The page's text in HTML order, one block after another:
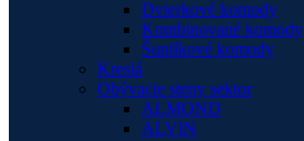
Dvierkové komody
Kombinované komody
Šuplíkové komody
Kreslá
Obývacie steny sektor
ALMOND
ALVIN